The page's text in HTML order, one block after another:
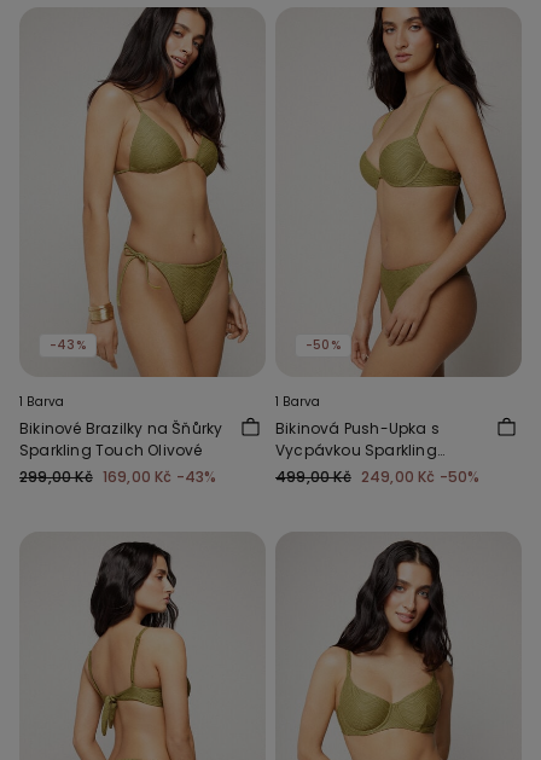
-43%
1 Barva
Bikinové Brazilky na Šňůrky
Sparkling Touch Olivové
299,00 Kč 169,00 Kč -43%
-50%
1 Barva
Bikinová Push-Upka s
Vycpávkou Sparkling
Touch Olivová
499,00 Kč 249,00 Kč -50%